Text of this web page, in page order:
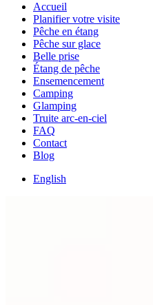
Accueil
Planifier votre visite
Pêche en étang
Pêche sur glace
Belle prise
Étang de pêche
Ensemencement
Camping
Glamping
Truite arc-en-ciel
FAQ
Contact
Blog
English